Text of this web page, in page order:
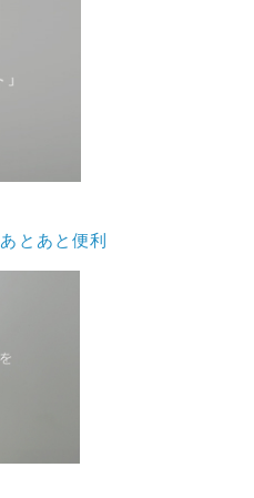
とあと便利